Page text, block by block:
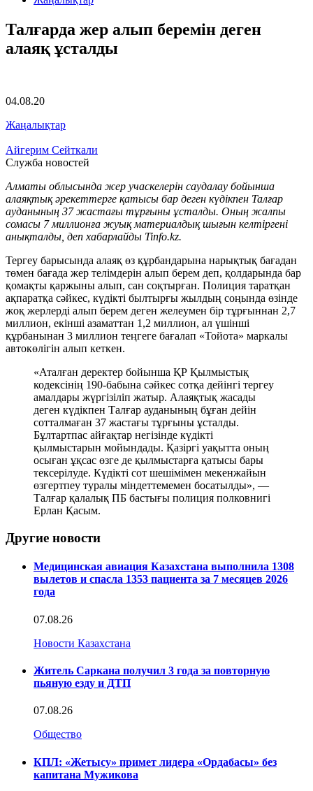
Талғарда жер алып беремін деген
алаяқ ұсталды
04.08.20
Жаңалықтар
Айгерим Сейткали
Служба новостей
Алматы облысында жер учаскелерін саудалау бойынша
алаяқтық әрекеттерге қатысы бар деген күдікпен Талғар
ауданының 37 жастағы тұрғыны ұсталды. Оның жалпы
сомасы 7 миллионға жуық материалдық шығын келтіргені
анықталды, деп хабарлайды Tinfo.kz.
Тергеу барысында алаяқ өз құрбандарына нарықтық бағадан
төмен бағада жер телімдерін алып берем деп, қолдарында бар
қомақты қаржыны алып, сан соқтырған. Полиция таратқан
ақпаратқа сәйкес, күдікті былтырғы жылдың соңында өзінде
жоқ жерлерді алып берем деген желеумен бір тұрғыннан 2,7
миллион, екінші азаматтан 1,2 миллион, ал үшінші
құрбанынан 3 миллион теңгеге бағалап «Тойота» маркалы
автокөлігін алып кеткен.
«Аталған деректер бойынша ҚР Қылмыстық
кодексінің 190-бабына сәйкес сотқа дейінгі тергеу
амалдары жүргізіліп жатыр. Алаяқтық жасады
деген күдікпен Талғар ауданының бұған дейін
сотталмаған 37 жастағы тұрғыны ұсталды.
Бұлтартпас айғақтар негізінде күдікті
қылмыстарын мойындады. Қазіргі уақытта оның
осыған ұқсас өзге де қылмыстарға қатысы бары
тексерілуде. Күдікті сот шешімімен мекенжайын
өзгертпеу туралы міндеттемемен босатылды», —
Талғар қалалық ПБ бастығы полиция полковнигі
Ерлан Қасым.
Другие новости
Медицинская авиация Казахстана выполнила 1308
вылетов и спасла 1353 пациента за 7 месяцев 2026
года
07.08.26
Новости Казахстана
Житель Саркана получил 3 года за повторную
пьяную езду и ДТП
07.08.26
Общество
КПЛ: «Жетысу» примет лидера «Ордабасы» без
капитана Мужикова